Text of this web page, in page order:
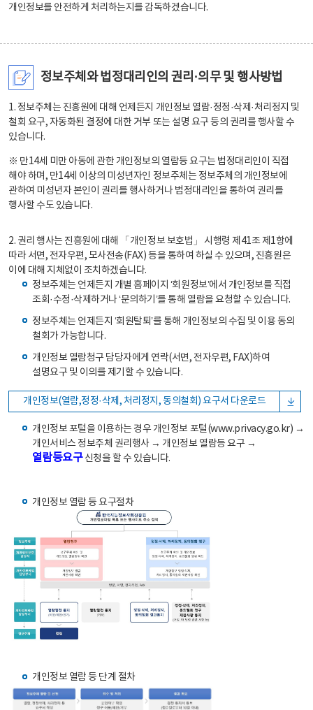
개인정보를 안전하게 처리하는지를 감독하겠습니다.
정보주체와 법정대리인의 권리·의무 및 행사방법
1. 정보주체는 진흥원에 대해 언제든지 개인정보 열람·정정·삭제·처리정지 및
철회 요구, 자동화된 결정에 대한 거부 또는 설명 요구 등의 권리를 행사할 수
있습니다.
※ 만14세 미만 아동에 관한 개인정보의 열람등 요구는 법정대리인이 직접
해야 하며, 만14세 이상의 미성년자인 정보주체는 정보주체의 개인정보에
관하여 미성년자 본인이 권리를 행사하거나 법정대리인을 통하여 권리를
행사할 수도 있습니다.
2. 권리 행사는 진흥원에 대해 「개인정보 보호법」 시행령 제41조 제1항에
따라 서면, 전자우편, 모사전송(FAX) 등을 통하여 하실 수 있으며, 진흥원은
이에 대해 지체없이 조치하겠습니다.
정보주체는 언제든지 개별 홈페이지 ‘회원정보’에서 개인정보를 직접
조회·수정·삭제하거나 ‘문의하기’를 통해 열람을 요청할 수 있습니다.
정보주체는 언제든지 ‘회원탈퇴’를 통해 개인정보의 수집 및 이용 동의
철회가 가능합니다.
개인정보 열람청구 담당자에게 연락(서면, 전자우편, FAX)하여
설명요구 및 이의를 제기할 수 있습니다.
개인정보(열람,정정·삭제, 처리정지, 동의철회) 요구서 다운로드
개인정보 포털을 이용하는 경우 개인정보 포털(www.privacy.go.kr) →
개인서비스 정보주체 권리행사 → 개인정보 열람등 요구 →
열람등요구신청을 할 수 있습니다.
개인정보 열람 등 요구절차
개인정보 열람 등 단계 절차